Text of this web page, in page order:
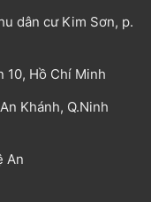
dân cư Kim Sơn, p.
10, Hồ Chí Minh
Khánh, Q.Ninh
An